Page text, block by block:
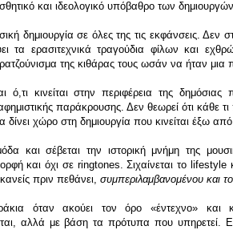
και ιδεολογικό υπόβαθρο των
δημιουργία σε όλες της τις εκφάνσεις. Δεν
τα ερασιτεχνικά τραγούδια φίλων και
της κιθάρας τους ωσάν να ήταν μια
ό,τι κινείται στην περιφέρεια της
παράκρουσης. Δεν θεωρεί ότι κάθε
δίνει χώρο στη δημιουργία που κινείται έξω
και σέβεται την ιστορική μνήμη της
και όχι σε ringtones. Σιχαίνεται το
πριν πεθάνει, συμπεριλαμβανομένου και
όταν ακούει τον όρο «έντεχνο»
αλλά με βάση τα πρότυπα που